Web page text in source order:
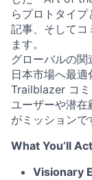
らプロトタイ
記事、そしてコ
ます。
グローバルの
日本市場へ最適
Trailblazer コ
ユーザーや潜在
がミッションで
What You’ll
Visionary